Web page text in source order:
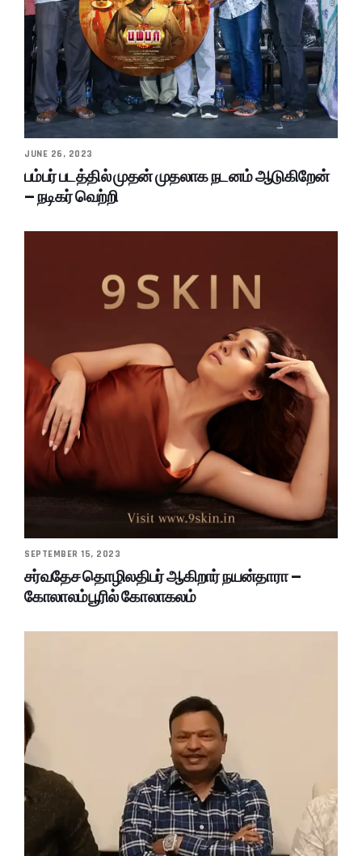
JUNE 26, 2023
பம்பர் படத்தில் முதன் முதலாக நடனம் ஆடுகிறேன்
– நடிகர் வெற்றி
SEPTEMBER 15, 2023
சர்வதேச தொழிலதிபர் ஆகிறார் நயன்தாரா –
கோலாலம்பூரில் கோலாகலம்